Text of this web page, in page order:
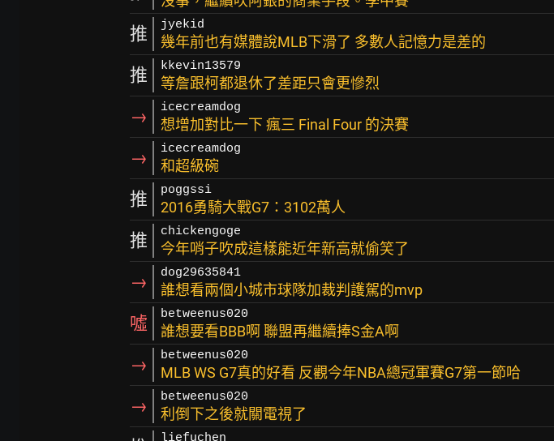
推 jyekid
幾年前也有媒體說MLB下滑了 多數人記憶力是差的
推 kkevin13579
等詹跟柯都退休了差距只會更慘烈
→ icecreamdog
想增加對比一下 瘋三 Final Four 的決賽
→ icecreamdog
和超級碗
推 poggssi
2016勇騎大戰G7：3102萬人
推 chickengoge
今年哨子吹成這樣能近年新高就偷笑了
→ dog29635841
誰想看兩個小城市球隊加裁判護駕的mvp
噓 betweenus020
誰想要看BBB啊 聯盟再繼續捧S金A啊
→ betweenus020
MLB WS G7真的好看 反觀今年NBA總冠軍賽G7第一節哈
→ betweenus020
利倒下之後就關電視了
liefuchen